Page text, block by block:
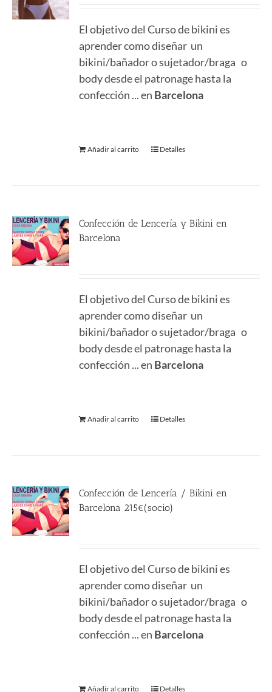
El objetivo del Curso de bikini es
aprender como diseñar un
bikini/bañador o sujetador/braga o
body desde el patronage hasta la
confección ... en Barcelona
Añadir al carrito Detalles
Confección de Lencería y Bikini en
Barcelona
El objetivo del Curso de bikini es
aprender como diseñar un
bikini/bañador o sujetador/braga o
body desde el patronage hasta la
confección ... en Barcelona
Añadir al carrito Detalles
Confección de Lencería / Bikini en
Barcelona 215€(socio)
El objetivo del Curso de bikini es
aprender como diseñar un
bikini/bañador o sujetador/braga o
body desde el patronage hasta la
confección ... en Barcelona
Añadir al carrito Detalles